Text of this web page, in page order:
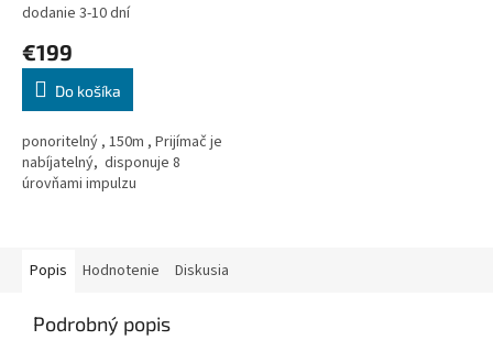
dodanie 3-10 dní
€199
Do košíka
ponoritelný , 150m , Prijímač je
nabíjatelný, disponuje 8
úrovňami impulzu
Popis Hodnotenie Diskusia
Podrobný popis